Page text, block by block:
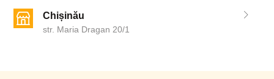
Chișinău
str. Maria Dragan 20/1